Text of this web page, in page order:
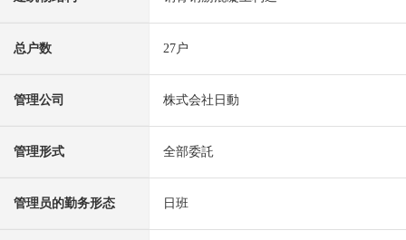
总户数 27户
管理公司 株式会社日動
管理形式 全部委託
管理员的勤务形态 日班